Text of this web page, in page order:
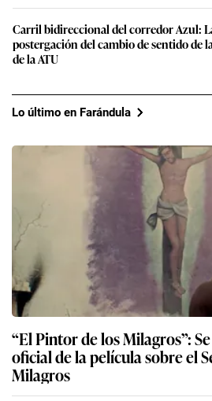
Carril bidireccional del corredor Azul:
postergación del cambio de sentido de
de la ATU
Lo último en Farándula
“El Pintor de los Milagros”:
oficial de la película sobre el
Milagros